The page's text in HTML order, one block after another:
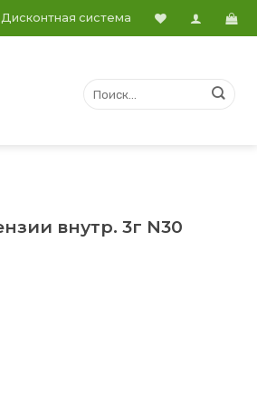
Дисконтная система
внутр. 3г N30
3г N30